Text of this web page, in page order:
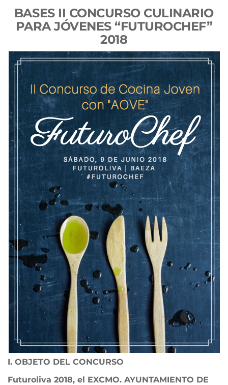
BASES II CONCURSO CULINARIO
PARA JÓVENES “FUTUROCHEF”
2018
I. OBJETO DEL CONCURSO
Futuroliva 2018, el EXCMO. AYUNTAMIENTO DE